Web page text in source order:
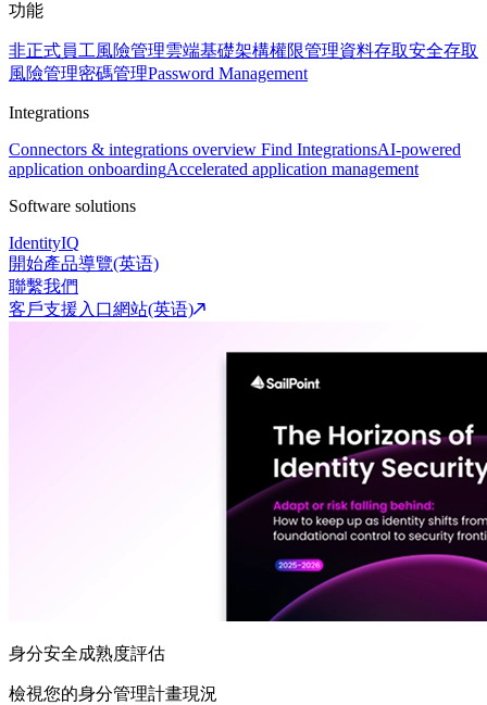
功能
非正式員工風險管理雲端基礎架構權限管理資料存取安全存取
風險管理密碼管理Password Management
Integrations
Connectors & integrations overview Find IntegrationsAI-powered
application onboardingAccelerated application management
Software solutions
IdentityIQ
開始產品導覽(英语)
聯繫我們
客戶支援入口網站(英语)
身分安全成熟度評估
檢視您的身分管理計畫現況